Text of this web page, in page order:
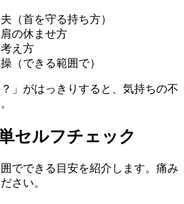
（首を守る持ち方）
の休ませ方
え方
（できる範囲で）
」がはっきりすると、気持ちの不
セルフチェック
でできる目安を紹介します。痛み
さい。